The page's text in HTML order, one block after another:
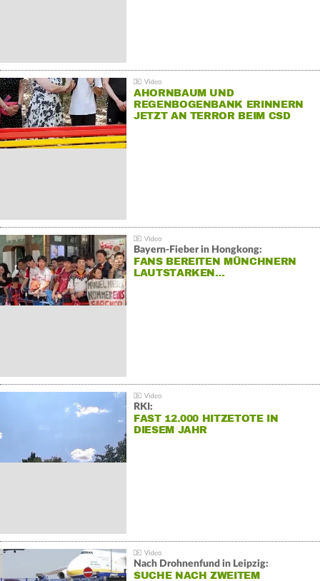
AHORNBAUM UND
REGENBOGENBANK ERINNERN
JETZT AN TERROR BEIM CSD
Bayern-Fieber in Hongkong:
FANS BEREITEN MÜNCHNERN
LAUTSTARKEN…
RKI:
FAST 12.000 HITZETOTE IN
DIESEM JAHR
Nach Drohnenfund in Leipzig:
SUCHE NACH ZWEITEM